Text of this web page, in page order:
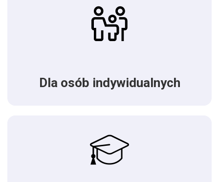
Dla osób indywidualnych